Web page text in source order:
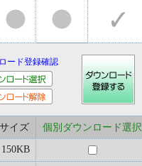
ード登録確認
イズ 個別ダウンロード選択
150KB